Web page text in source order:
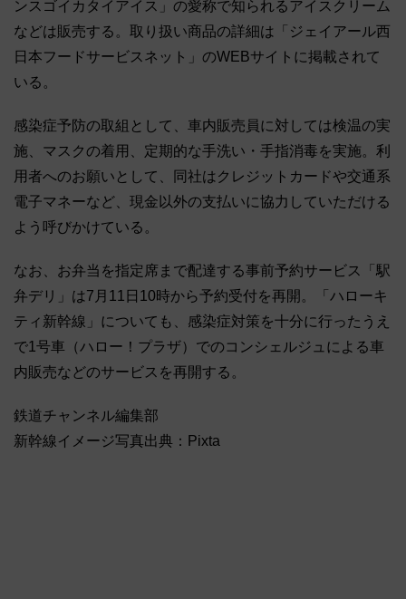
ンスゴイカタイアイス」の愛称で知られるアイスクリーム
などは販売する。取り扱い商品の詳細は「ジェイアール西
日本フードサービスネット」のWEBサイトに掲載されて
いる。
感染症予防の取組として、車内販売員に対しては検温の実
施、マスクの着用、定期的な手洗い・手指消毒を実施。利
用者へのお願いとして、同社はクレジットカードや交通系
電子マネーなど、現金以外の支払いに協力していただける
よう呼びかけている。
なお、お弁当を指定席まで配達する事前予約サービス「駅
弁デリ」は7月11日10時から予約受付を再開。「ハローキ
ティ新幹線」についても、感染症対策を十分に行ったうえ
で1号車（ハロー！プラザ）でのコンシェルジュによる車
内販売などのサービスを再開する。
鉄道チャンネル編集部
新幹線イメージ写真出典：Pixta